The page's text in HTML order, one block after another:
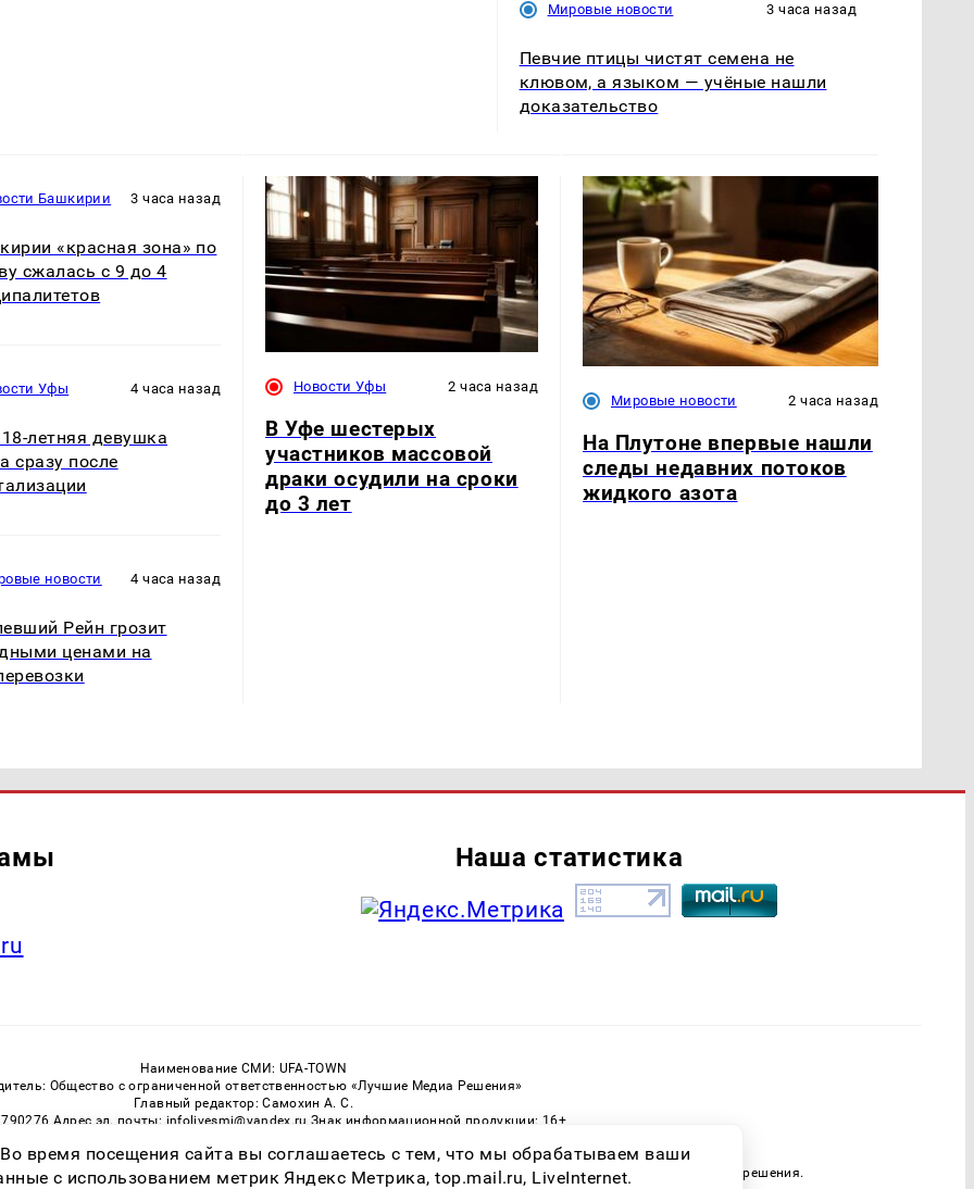
Мировые новости 3 часа назад
Певчие птицы чистят семена не
клювом, а языком — учёные нашли
доказательство
Башкирии 3 часа назад
«красная зона» по
сжалась с 9 до 4
Уфы 4 часа назад
летняя девушка
сразу после
новости 4 часа назад
Рейн грозит
ценами на
Новости Уфы 2 часа назад
В Уфе шестерых
участников массовой
драки осудили на сроки
до 3 лет
Мировые новости 2 часа назад
На Плутоне впервые нашли
следы недавних потоков
жидкого азота
Наша статистика
Наименование СМИ: UFA-TOWN
Общество с ограниченной ответственностью «Лучшие Медиа Решения»
Главный редактор: Самохин А. С.
Адрес эл. почты: infolivesmi@yandex.ru Знак информационной продукции: 16+
Регистрационный номер СМИ ЭЛ № ФС 77 — 81149 от 02.06.2021
на Ufa-Town.Ru обязательна. Цитирование в Интернете возможно только при наличии письменного разрешения.
время посещения сайта вы соглашаетесь с тем, что мы обрабатываем ваши
с использованием метрик Яндекс Метрика, top.mail.ru, LiveInternet.